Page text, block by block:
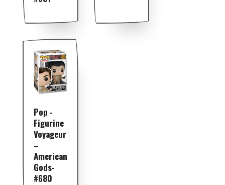
Pop -
Figurine
Voyageur
–
American
Gods-
#680